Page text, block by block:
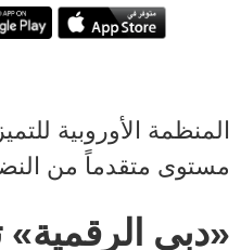
المنظمة الأوروبية
مستوى متقدماً من